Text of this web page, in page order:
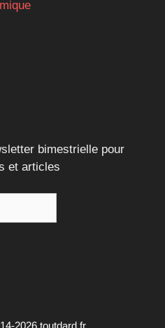
bimestrielle pour
et articles
2026 toutdard.fr